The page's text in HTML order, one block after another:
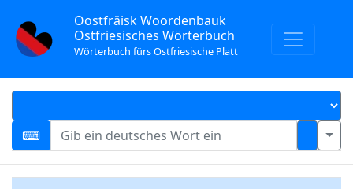
Oostfräisk Woordenbauk
Ostfriesisches Wörterbuch
Wörterbuch fürs Ostfriesische Platt